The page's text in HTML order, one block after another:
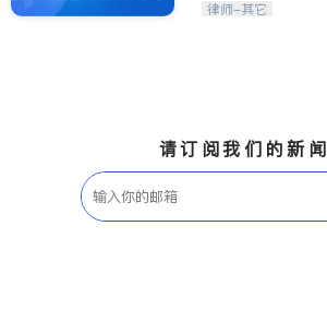
律师-其它
请订阅我们的新闻